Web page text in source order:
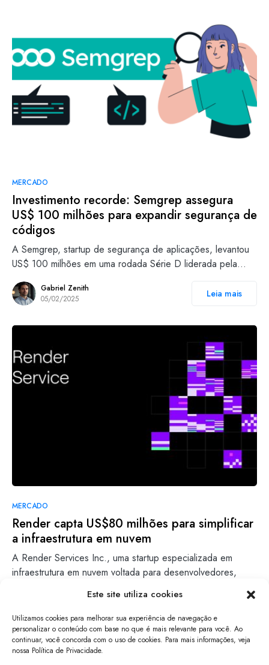
Este site utiliza cookies
Utilizamos cookies para melhorar sua experiência de navegação e
personalizar o conteúdo com base no que é mais relevante para você. Ao
continuar, você concorda com o uso de cookies. Para mais informações, veja
nossa Política de Privacidade.
MERCADO
Investimento recorde: Semgrep assegura
US$ 100 milhões para expandir segurança de
códigos
A Semgrep, startup de segurança de aplicações, levantou
US$ 100 milhões em uma rodada Série D liderada pela…
Gabriel Zenith
05/02/2025
Leia mais
MERCADO
Render capta US$80 milhões para simplificar
a infraestrutura em nuvem
A Render Services Inc., uma startup especializada em
infraestrutura em nuvem voltada para desenvolvedores,
21/01/2025
Leia mais